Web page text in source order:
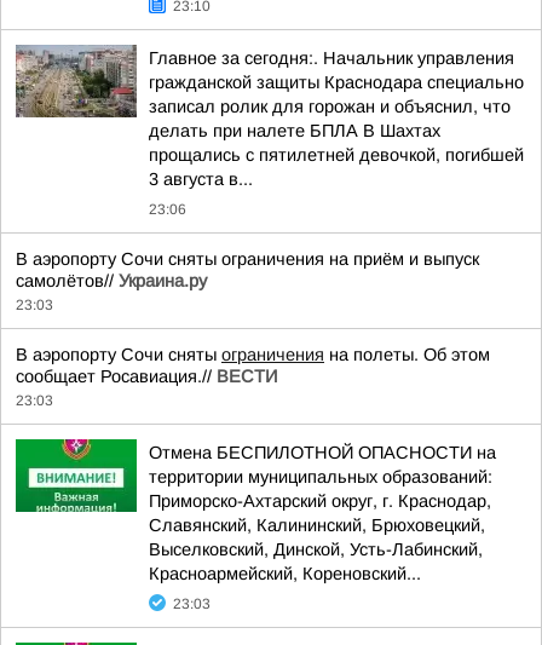
23:10
Главное за сегодня:. Начальник управления
гражданской защиты Краснодара специально
записал ролик для горожан и объяснил, что
делать при налете БПЛА В Шахтах
прощались с пятилетней девочкой, погибшей
3 августа в...
23:06
В аэропорту Сочи сняты ограничения на приём и выпуск
самолётов// Украина.ру
23:03
В аэропорту Сочи сняты ограничения на полеты. Об этом
сообщает Росавиация.// ВЕСТИ
23:03
Отмена БЕСПИЛОТНОЙ ОПАСНОСТИ на
территории муниципальных образований:
Приморско-Ахтарский округ, г. Краснодар,
Славянский, Калининский, Брюховецкий,
Выселковский, Динской, Усть-Лабинский,
Красноармейский, Кореновский...
23:03